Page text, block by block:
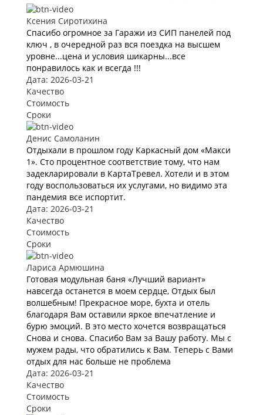
Ксения Сиротихина
Спасибо огромное за Гаражи из СИП панелей под
ключ , в очередной раз вся поездка на высшем
уровне...цена и условия шикарны...все
понравилось как и всегда !!!
Дата: 2026-03-21
Качество
Стоимость
Сроки
Денис Самоланин
Отдыхали в прошлом году Каркасный дом «Макси
1». Сто процентное соответствие тому, что нам
задекларировали в КартаТревел. Хотели и в этом
году воспользоваться их услугами, но видимо эта
пандемия все испортит.
Дата: 2026-03-21
Качество
Стоимость
Сроки
Лариса Армюшина
Готовая модульная баня «Лучший вариант»
навсегда останется в моем сердце, Отдых был
волшебным! Прекрасное море, бухта и отель
благодаря Вам оставили яркое впечатление и
бурю эмоций. В это место хочется возвращаться
Снова и снова. Спасибо Вам за Вашу работу. Мы с
мужем рады, что обратились к Вам. Теперь с Вами
отдых для нас больше не проблема
Дата: 2026-03-21
Качество
Стоимость
Сроки